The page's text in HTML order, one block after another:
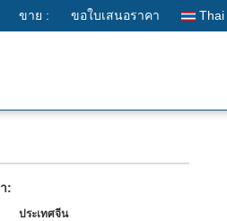
ขาย : ขอใบเสนอราคา Thai
:
ประเทศจีน